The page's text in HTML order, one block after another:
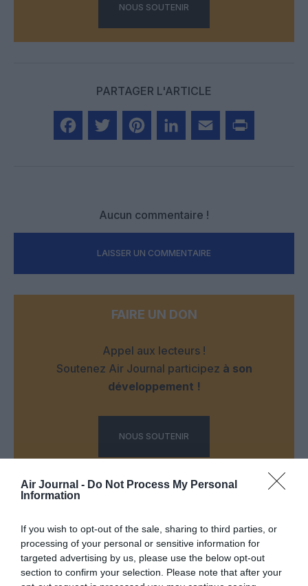
Air Journal - Do Not Process My Personal
Information
If you wish to opt-out of the sale, sharing to third parties, or
processing of your personal or sensitive information for
targeted advertising by us, please use the below opt-out
section to confirm your selection. Please note that after your
NOUS SOUTENIR
PARTAGER L'ARTICLE
Aucun commentaire !
LAISSER UN COMMENTAIRE
FAIRE UN DON
Appel aux lecteurs !
Soutenez Air Journal participez à son
développement !
NOUS SOUTENIR
DERNIERS COMMENTAIRES